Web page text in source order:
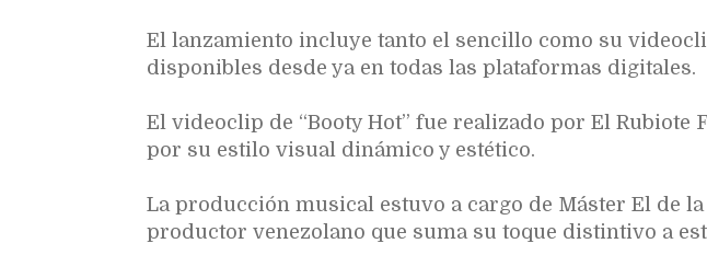
El lanzamiento incluye tanto el sencillo como su
disponibles desde ya en todas las plataformas digitales.
El videoclip de “Booty Hot” fue realizado por El Rubiote
por su estilo visual dinámico y estético.
La producción musical estuvo a cargo de Máster El de la
productor venezolano que suma su toque distintivo a